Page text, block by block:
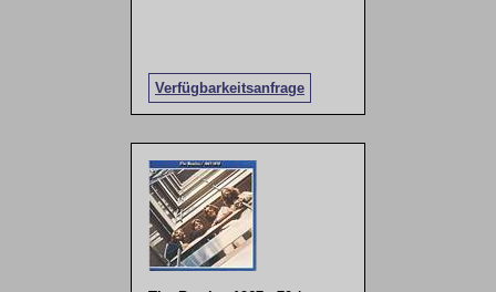
Verfügbarkeitsanfrage